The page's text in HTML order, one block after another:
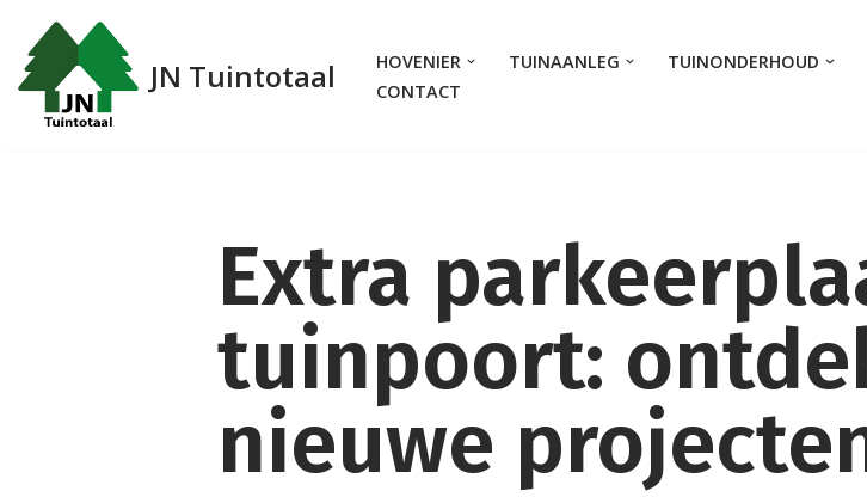
Meteen
naar
JN Tuintotaal HOVENIER TUINAANLEG TUINONDERHOUD
CONTACT
Extra
tuinpoort:
nieuwe